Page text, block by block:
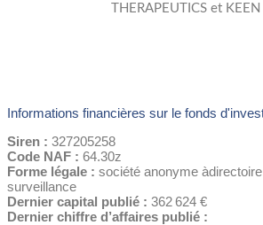
THERAPEUTICS et KEEN
Informations financières sur le fonds
Siren : 327205258
Code NAF : 64.30z
Forme légale : société anonyme
surveillance
Dernier capital publié : 362 624 €
Dernier chiffre d’affaires publié :